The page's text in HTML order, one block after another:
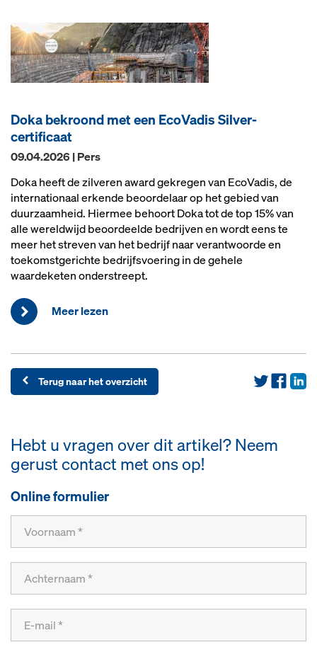
Doka bekroond met een EcoVadis Silver-
certificaat
09.04.2026 | Pers
Doka heeft de zilveren award gekregen van EcoVadis, de
internationaal erkende beoordelaar op het gebied van
duurzaamheid. Hiermee behoort Doka tot de top 15% van
alle wereldwijd beoordeelde bedrijven en wordt eens te
meer het streven van het bedrijf naar verantwoorde en
toekomstgerichte bedrijfsvoering in de gehele
waardeketen onderstreept.
Meer lezen
Terug naar het overzicht
Hebt u vragen over dit artikel? Neem
gerust contact met ons op!
Online formulier